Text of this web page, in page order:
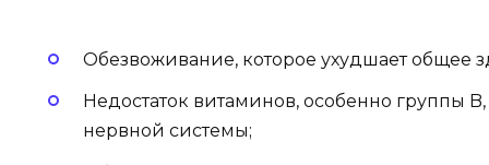
Обезвоживание, которое ухудшает общее
Недостаток витаминов, особенно группы
нервной системы;